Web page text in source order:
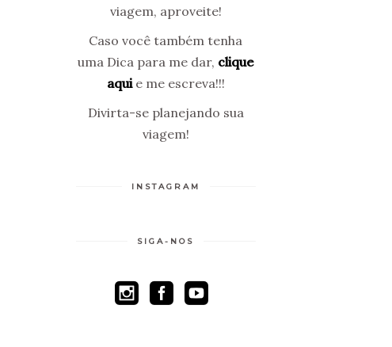
viagem, aproveite!
Caso você também tenha
uma Dica para me dar, clique
aquie me escreva!!!
Divirta-se planejando sua
viagem!
INSTAGRAM
SIGA-NOS